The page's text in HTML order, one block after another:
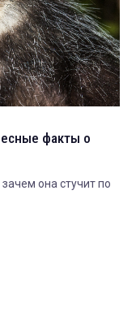
факты о
она стучит по